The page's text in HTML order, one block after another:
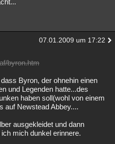
07.01.2009 um 17:22
byron.htm
Byron, der ohnehin einen
und Legenden hatte...des
haben soll(wohl von einem
auf Newstead Abbey....
ausgekleidet und dann
mich dunkel erinnere.